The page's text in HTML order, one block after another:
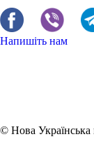
Напишіть нам
© Нова Українська